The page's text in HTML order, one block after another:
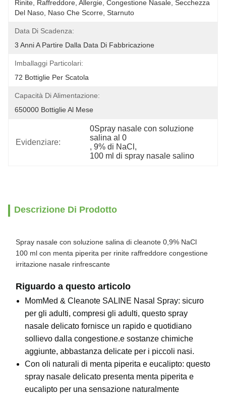
Rinite, Raffreddore, Allergie, Congestione Nasale, Secchezza
Del Naso, Naso Che Scorre, Starnuto
Data Di Scadenza:
3 Anni A Partire Dalla Data Di Fabbricazione
Imballaggi Particolari:
72 Bottiglie Per Scatola
Capacità Di Alimentazione:
650000 Bottiglie Al Mese
Evidenziare:
0Spray nasale con soluzione
salina al 0
, 9% di NaCl ,
100 ml di spray nasale salino
Descrizione Di Prodotto
Spray nasale con soluzione salina di cleanote 0,9% NaCl
100 ml con menta piperita per rinite raffreddore congestione
irritazione nasale rinfrescante
Riguardo a questo articolo
MomMed & Cleanote SALINE Nasal Spray: sicuro
per gli adulti, compresi gli adulti, questo spray
nasale delicato fornisce un rapido e quotidiano
sollievo dalla congestione.e sostanze chimiche
aggiunte, abbastanza delicate per i piccoli nasi.
Con oli naturali di menta piperita e eucalipto: questo
spray nasale delicato presenta menta piperita e
eucalipto per una sensazione naturalmente